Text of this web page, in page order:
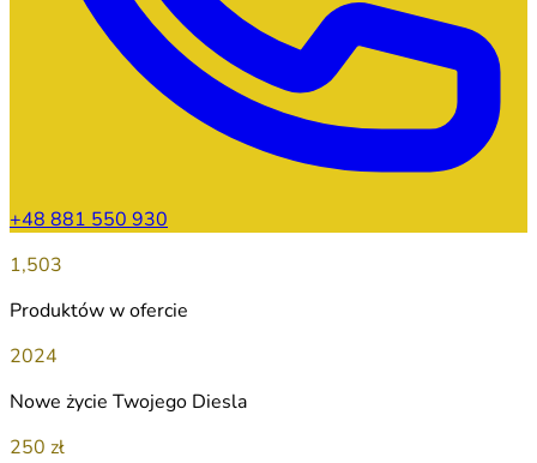
+48 881 550 930
1,503
Produktów w ofercie
2024
Nowe życie Twojego Diesla
250 zł